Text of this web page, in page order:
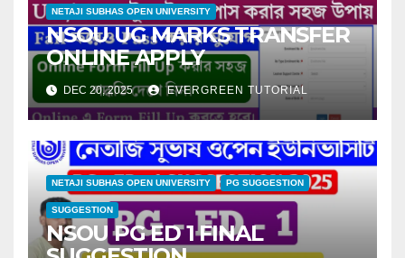
NETAJI SUBHAS OPEN UNIVERSITY
NSOU UG MARKS TRANSFER
ONLINE APPLY
DEC 20, 2025 EVERGREEN TUTORIAL
NETAJI SUBHAS OPEN UNIVERSITY PG SUGGESTION
SUGGESTION
NSOU PG ED 1 FINAL